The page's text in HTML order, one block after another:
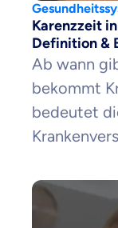
Karenzzeit
Definition &
Ab wann
bekommt
bedeutet